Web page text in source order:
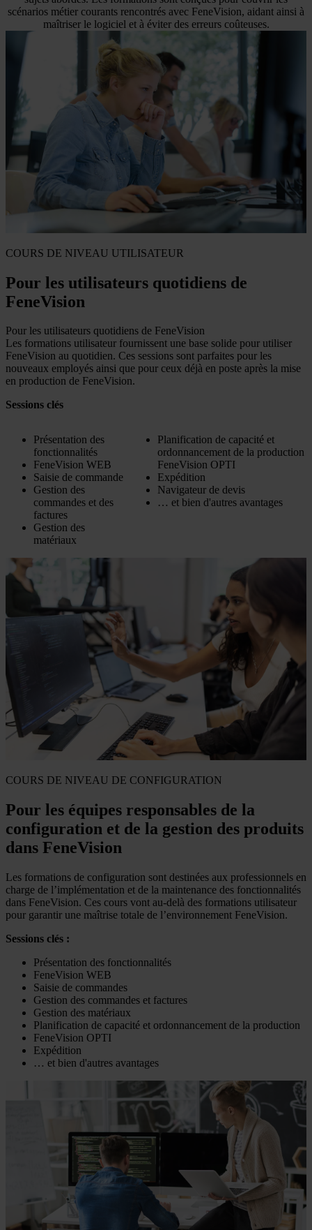
scénarios métier courants rencontrés avec FeneVision, aidant ainsi à
maîtriser le logiciel et à éviter des erreurs coûteuses.
COURS DE NIVEAU UTILISATEUR
Pour les utilisateurs quotidiens de
FeneVision
Pour les utilisateurs quotidiens de FeneVision
Les formations utilisateur fournissent une base solide pour utiliser
FeneVision au quotidien. Ces sessions sont parfaites pour les
nouveaux employés ainsi que pour ceux déjà en poste après la mise
en production de FeneVision.
Sessions clés
Présentation des
fonctionnalités
FeneVision WEB
Saisie de commande
Gestion des
commandes et des
factures
Gestion des
matériaux
Planification de capacité et
ordonnancement de la production
FeneVision OPTI
Expédition
Navigateur de devis
… et bien d'autres avantages
COURS DE NIVEAU DE CONFIGURATION
Pour les équipes responsables de la
configuration et de la gestion des produits
dans FeneVision
Les formations de configuration sont destinées aux professionnels en
charge de l’implémentation et de la maintenance des fonctionnalités
dans FeneVision. Ces cours vont au-delà des formations utilisateur
pour garantir une maîtrise totale de l’environnement FeneVision.
Sessions clés :
Présentation des fonctionnalités
FeneVision WEB
Saisie de commandes
Gestion des commandes et factures
Gestion des matériaux
Planification de capacité et ordonnancement de la production
FeneVision OPTI
Expédition
… et bien d'autres avantages